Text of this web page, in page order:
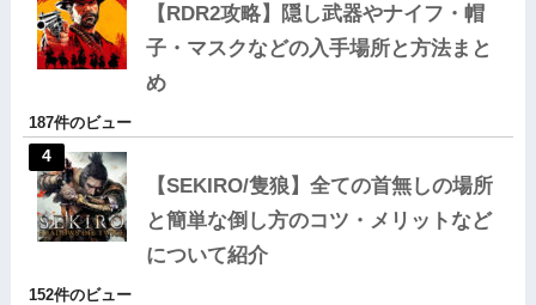
【RDR2攻略】隠し武器やナイフ・帽
子・マスクなどの入手場所と方法まと
め
187件のビュー
【SEKIRO/隻狼】全ての首無しの場所
と簡単な倒し方のコツ・メリットなど
について紹介
152件のビュー